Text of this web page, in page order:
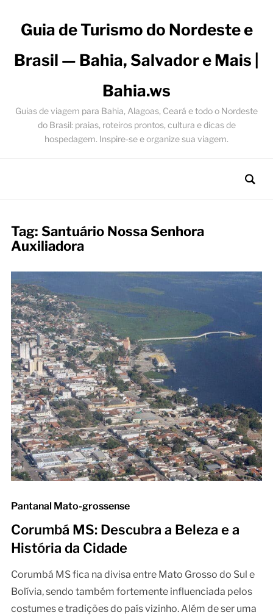
Guia de Turismo do Nordeste e
Brasil — Bahia, Salvador e Mais |
Bahia.ws
Guias de viagem para Bahia, Alagoas, Ceará e todo o Nordeste
do Brasil: praias, roteiros prontos, cultura e dicas de
hospedagem. Inspire-se e organize sua viagem.
Tag: Santuário Nossa Senhora
Auxiliadora
Pantanal Mato-grossense
Corumbá MS: Descubra a Beleza e a
História da Cidade
Corumbá MS fica na divisa entre Mato Grosso do Sul e
Bolívia, sendo também fortemente influenciada pelos
costumes e tradições do país vizinho. Além de ser uma